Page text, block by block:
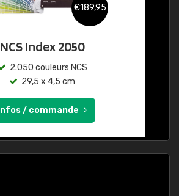
€189,95
NCS Index 2050
2.050 couleurs NCS
29,5 x 4,5 cm
Infos / commande